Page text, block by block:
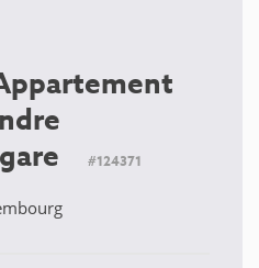
#124371